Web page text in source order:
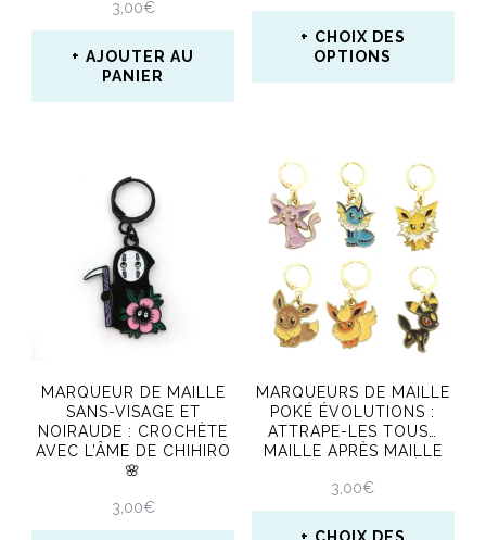
la
page
du
la
page
du
3,00€
AJOUTER AU
PANIER
CHOIX DES
OPTIONS
a
plusieurs
variations.
Les
options
peuvent
être
choisies
sur
la
page
MARQUEUR DE MAILLE
SANS-VISAGE ET
NOIRAUDE : CROCHÈTE
AVEC L’ÂME DE CHIHIRO
🌸
3,00€
MARQUEURS DE MAILLE
POKÉ ÉVOLUTIONS :
ATTRAPE-LES TOUS…
MAILLE APRÈS MAILLE
3,00€
CHOIX DES